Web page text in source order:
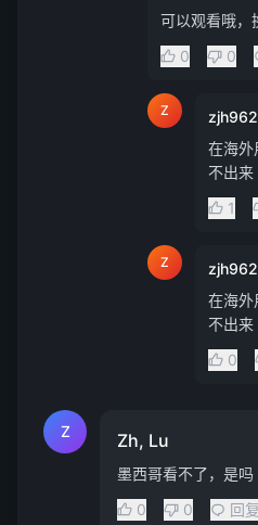
可以观看哦，
0
0
Z
在海外
不出来
1
Z
在海外
不出来
0
Z Zh, Lu
墨西哥看不了，是吗
0
0 回复